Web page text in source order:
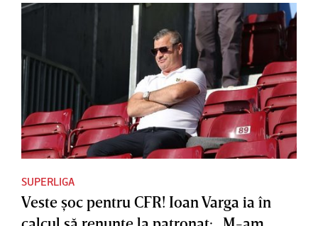
SUPERLIGA
Veste şoc pentru CFR! Ioan Varga ia în